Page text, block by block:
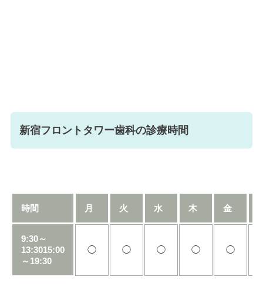
新宿フロントタワー歯科の診療時間
時間 月 火 水 木 金
9:30～
13:3015:00
～19:30
◯ ◯ ◯ ◯ ◯